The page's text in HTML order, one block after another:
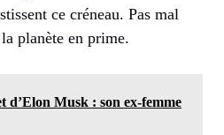
ce créneau. Pas mal
planète en prime.
d’Elon Musk : son ex-femme